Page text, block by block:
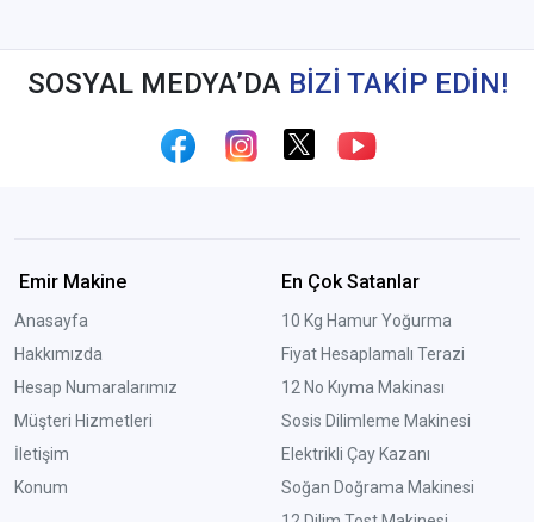
SOSYAL MEDYA’DA BİZİ TAKİP EDİN!
Emir Makine
Anasayfa
Hakkımızda
Hesap Numaralarımız
Müşteri Hizmetleri
İletişim
Konum
En Çok Satanlar
10 Kg Hamur Yoğurma
Fiyat Hesaplamalı Terazi
12 No Kıyma Makinası
Sosis Dilimleme Makinesi
Elektrikli Çay Kazanı
Soğan Doğrama Makinesi